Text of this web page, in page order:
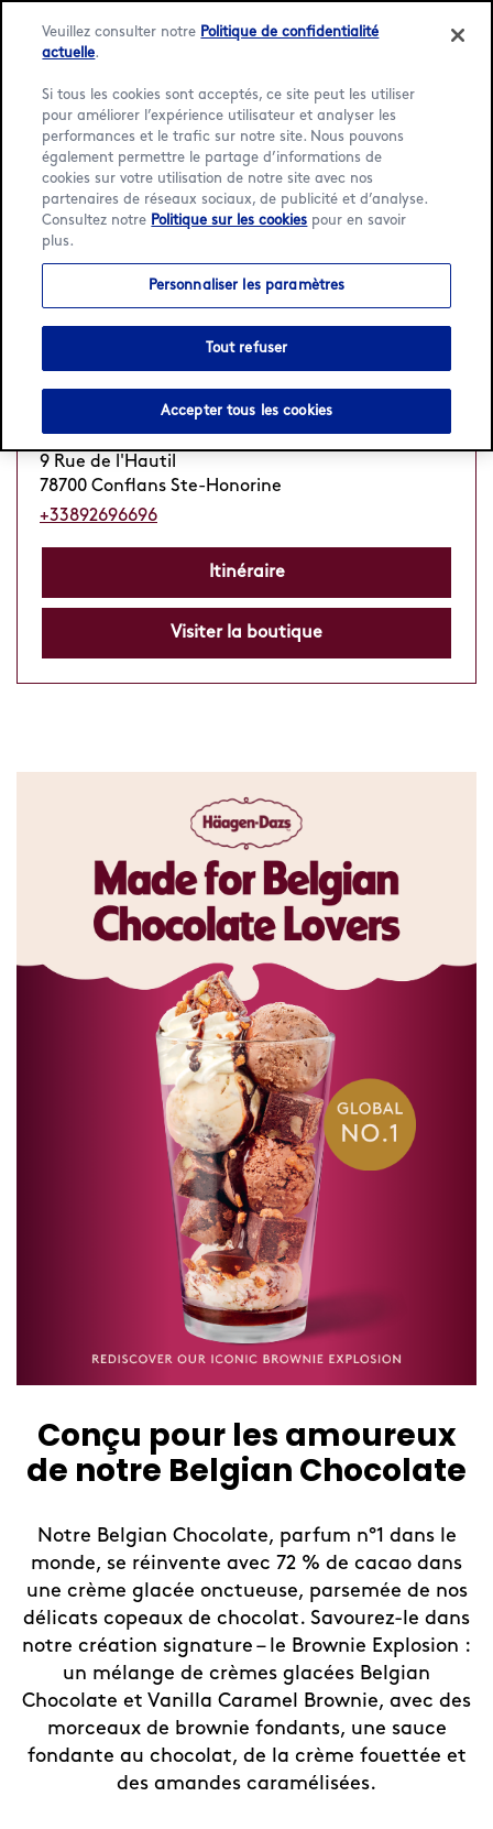
Language:English Français
Accueil / Localisateur / Conflans Ste-Honorine
1 Häagen-Dazs Boutiques à
Conflans Ste-Honorine
Pathé Conflans
Ouvre Sam à 13 h
ZA Les Boutries
9 Rue de l'Hautil
78700 Conflans Ste-Honorine
+33892696696
Itinéraire
Visiter la boutique
Conçu pour les amoureux
de notre Belgian Chocolate
Notre Belgian Chocolate, parfum n°1 dans le
monde, se réinvente avec 72 % de cacao dans
une crème glacée onctueuse, parsemée de nos
délicats copeaux de chocolat. Savourez-le dans
notre création signature – le Brownie Explosion :
un mélange de crèmes glacées Belgian
Chocolate et Vanilla Caramel Brownie, avec des
morceaux de brownie fondants, une sauce
fondante au chocolat, de la crème fouettée et
des amandes caramélisées.
Veuillez consulter notre Politique de confidentialité
actuelle.
Si tous les cookies sont acceptés, ce site peut les utiliser
pour améliorer l’expérience utilisateur et analyser les
performances et le trafic sur notre site. Nous pouvons
également permettre le partage d’informations de
cookies sur votre utilisation de notre site avec nos
partenaires de réseaux sociaux, de publicité et d’analyse.
Consultez notre Politique sur les cookies pour en savoir
plus.
Personnaliser les paramètres
Tout refuser
Accepter tous les cookies